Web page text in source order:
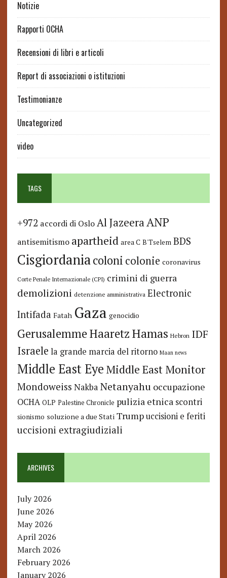
Notizie
Rapporti OCHA
Recensioni di libri e articoli
Report di associazioni o istituzioni
Testimonianze
Uncategorized
video
TAGS
+972 accordi di Oslo Al JazeeraANP
antisemitismo apartheid area C B'Tselem BDS
Cisgiordaniacoloni colonie coronavirus
Corte Penale Internazionale (CPI) crimini di guerra
demolizioni detenzione amministrativa Electronic
Intifada Fatah Gaza genocidio
GerusalemmeHaaretzHamas Hebron IDF
Israele la grande marcia del ritorno Maan news
Middle East Eye Middle East Monitor
Mondoweiss Nakba Netanyahu occupazione
OCHA OLP Palestine Chronicle pulizia etnica scontri
sionismo soluzione a due Stati Trump uccisioni e feriti
uccisioni extragiudiziali
ARCHIVES
July 2026
June 2026
May 2026
April 2026
March 2026
February 2026
January 2026